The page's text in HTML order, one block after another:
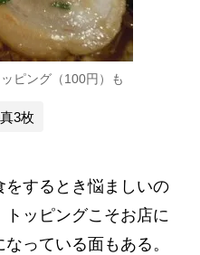
ピング（100円）も
3枚
するとき悩ましいの
ッピングこそお店に
っている面もある。